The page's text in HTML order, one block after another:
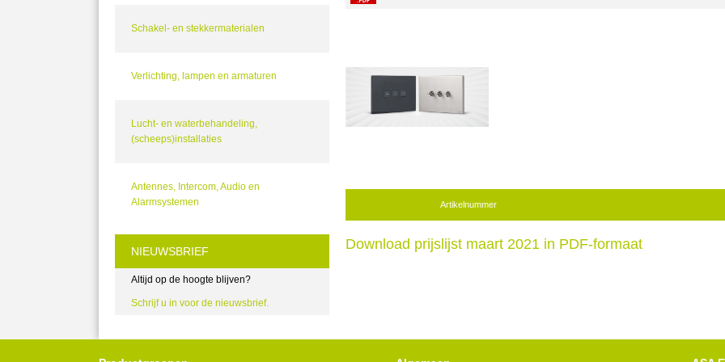
Schakel- en stekkermaterialen
Verlichting, lampen en armaturen
Lucht- en waterbehandeling,
(scheeps)installaties
Antennes, Intercom, Audio en
Alarmsystemen
NIEUWSBRIEF
Altijd op de hoogte blijven?
Schrijf u in voor de nieuwsbrief.
Artikelnummer
Download prijslijst maart 2021 in PDF-formaat